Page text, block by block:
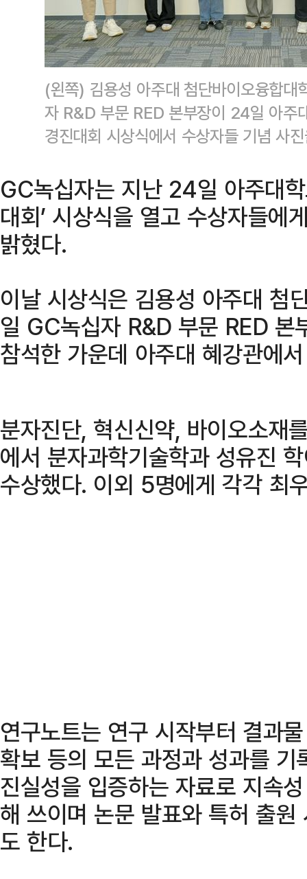
(왼쪽) 김용성 아주대 첨단바이오융합
자 R&D 부문 RED 본부장이 24일 아주
경진대회 시상식에서 수상자들 기념 사
GC녹십자는 지난 24일 아주대
대회’ 시상식을 열고 수상자들에
밝혔다.
이날 시상식은 김용성 아주대 첨
일 GC녹십자 R&D 부문 RED 본
참석한 가운데 아주대 혜강관에
분자진단, 혁신신약, 바이오소재
에서 분자과학기술학과 성유진
수상했다. 이외 5명에게 각각 최
연구노트는 연구 시작부터 결과
확보 등의 모든 과정과 성과를
진실성을 입증하는 자료로 지속
해 쓰이며 논문 발표와 특허 출
도 한다.